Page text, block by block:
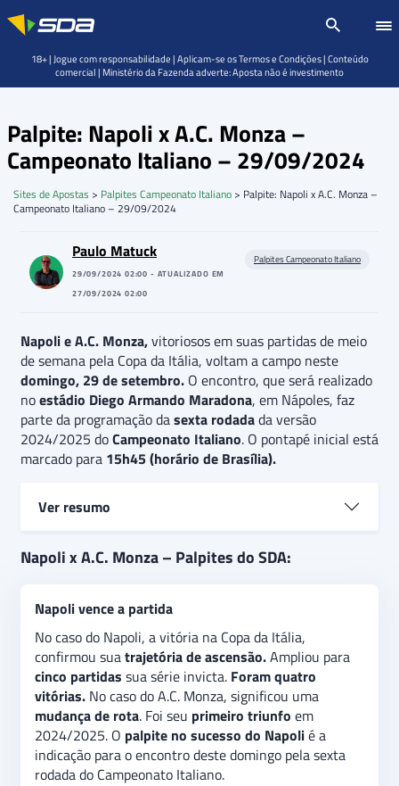
Palpite: Napoli x A.C. Monza –
Campeonato Italiano – 29/09/2024
Sites de Apostas > Palpites Campeonato Italiano > Palpite: Napoli x A.C. Monza –
Campeonato Italiano – 29/09/2024
Paulo Matuck
29/09/2024 02:00 - ATUALIZADO EM
27/09/2024 02:00
Palpites Campeonato Italiano
Napoli e A.C. Monza,vitoriosos em suas partidas de meio
de semana pela Copa da Itália, voltam a campo neste
domingo, 29 de setembro. O encontro, que será realizado
noestádio Diego Armando Maradona, em Nápoles, faz
parte da programação dasexta rodadada versão
2024/2025 doCampeonato Italiano. O pontapé inicial está
marcado para 15h45 (horário de Brasília).
Ver resumo
Encarando o Palermo, time daSegunda Divisão
Série A. O A.C. Monza também teve um time da
Bpela frente. Superou oBrescia por 3 a 1. O
na vitória do Napolié a recomendação para o
confronto deste domingo pela sexta rodada do
Campeonato Italiano 2024/2025. Nomercado gols
acima/abaixo, a indicação é naopção acima de 1,5
tento assinalado.
Napoli x A.C. Monza – Palpites do SDA:
Napoli vence a partida
No caso do Napoli, a vitória na Copa da Itália,
confirmou suatrajetória de ascensão.Ampliou para
cinco partidas sua série invicta. Foram quatro
vitórias. No caso do A.C. Monza, significou uma
mudança de rota. Foi seu primeiro triunfo em
2024/2025. O palpite no sucesso do Napolié a
indicação para o encontro deste domingo pela sexta
rodada do Campeonato Italiano.
18+ | Jogue com responsabilidade | Aplicam-se os Termos e Condições | Conteúdo
comercial | Ministério da Fazenda adverte: Aposta não é investimento